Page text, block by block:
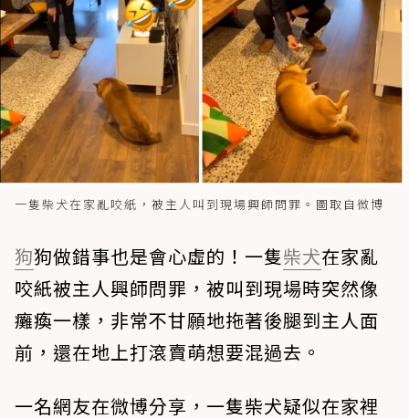
一隻柴犬在家亂咬紙，被主人叫到現場興師問罪。圖取自微博
狗狗做錯事也是會心虛的！一隻柴犬在家亂
咬紙被主人興師問罪，被叫到現場時突然像
癱瘓一樣，非常不甘願地拖著後腿到主人面
前，還在地上打滾賣萌想要混過去。
一名網友在微博分享，一隻柴犬疑似在家裡